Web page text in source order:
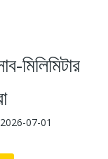
মিলিমিটার
2026-07-01